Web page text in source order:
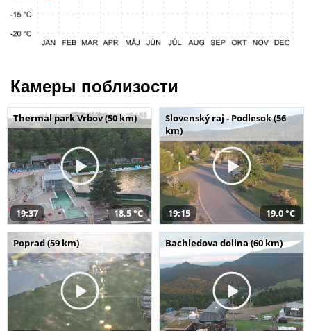
Камеры поблизости
Thermal park Vrbov (50 km)
19:37 18,5 °C
Slovenský raj - Podlesok (56
km)
19:15 19,0 °C
Poprad (59 km) Bachledova dolina (60 km)